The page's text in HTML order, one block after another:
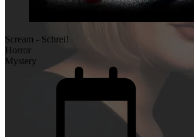
Scream - Schrei!
Horror
Mystery